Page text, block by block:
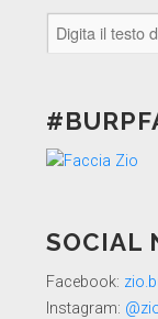
SOCIAL
Facebook:
Instagram: